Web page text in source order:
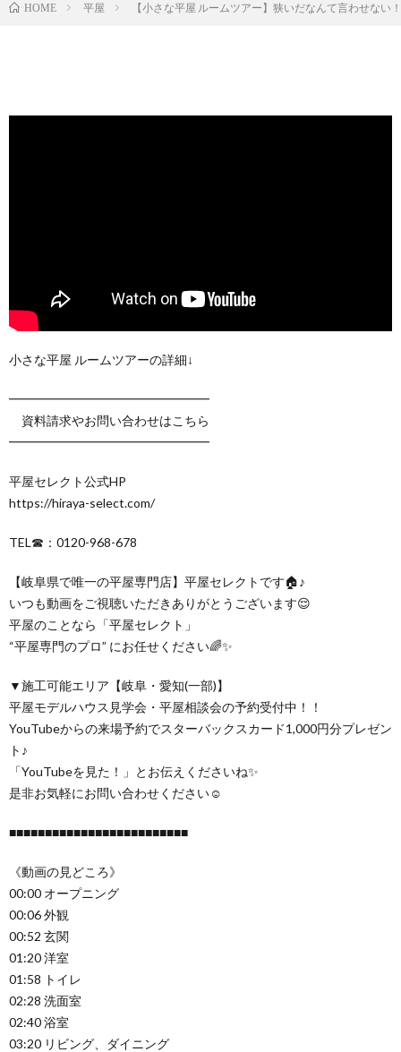
HOME 平屋 【小さな平屋 ルームツアー】狭いだなんて言わせない
小さな平屋 ルームツアーの詳細↓
━━━━━━━━━━━━━━━━
資料請求やお問い合わせはこちら
━━━━━━━━━━━━━━━━
平屋セレクト公式HP
https://hiraya-select.com/
TEL☎：0120-968-678
【岐阜県で唯一の平屋専門店】平屋セレクトです🏠♪
いつも動画をご視聴いただきありがとうございます😌
平屋のことなら「平屋セレクト」
“平屋専門のプロ” にお任せください🌈✨
▼施工可能エリア【岐阜・愛知(一部)】
平屋モデルハウス見学会・平屋相談会の予約受付中！！
YouTubeからの来場予約でスターバックスカード1,000円分プレゼン
ト♪
「YouTubeを見た！」とお伝えくださいね✨
是非お気軽にお問い合わせください☺
■■■■■■■■■■■■■■■■■■■■■■■■■
《動画の見どころ》
00:00 オープニング
00:06 外観
00:52 玄関
01:20 洋室
01:58 トイレ
02:28 洗面室
02:40 浴室
03:20 リビング、ダイニング